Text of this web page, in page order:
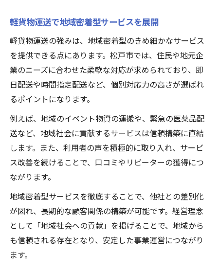
軽貨物運送で地域密着型サービスを展開
軽貨物運送の強みは、地域密着型のきめ細かなサービス
を提供できる点にあります。松戸市では、住民や地元企
業のニーズに合わせた柔軟な対応が求められており、即
日配送や時間指定配送など、個別対応力の高さが選ばれ
るポイントになります。
例えば、地域のイベント物資の運搬や、緊急の医薬品配
送など、地域社会に貢献するサービスは信頼構築に直結
します。また、利用者の声を積極的に取り入れ、サービ
ス改善を続けることで、口コミやリピーターの獲得につ
ながります。
地域密着型サービスを徹底することで、他社との差別化
が図れ、長期的な顧客関係の構築が可能です。経営理念
として「地域社会への貢献」を掲げることで、地域から
も信頼される存在となり、安定した事業運営につながり
ます。